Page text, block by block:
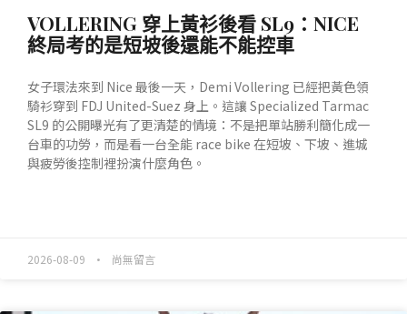
VOLLERING 穿上黃衫後看 SL9：NICE
終局考的是短坡後還能不能控車
女子環法來到 Nice 最後一天，Demi Vollering 已經把黃色領
騎衫穿到 FDJ United-Suez 身上。這讓 Specialized Tarmac
SL9 的公開曝光有了更清楚的情境：不是把單站勝利簡化成一
台車的功勞，而是看一台全能 race bike 在短坡、下坡、進城
與疲勞後控制裡扮演什麼角色。
2026-08-09 尚無留言